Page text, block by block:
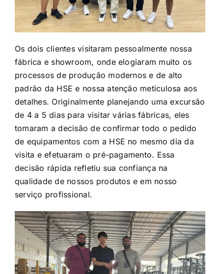
Os dois clientes visitaram pessoalmente nossa
fábrica e showroom, onde elogiaram muito os
processos de produção modernos e de alto
padrão da HSE e nossa atenção meticulosa aos
detalhes. Originalmente planejando uma excursão
de 4 a 5 dias para visitar várias fábricas, eles
tomaram a decisão de confirmar todo o pedido
de equipamentos com a HSE no mesmo dia da
visita e efetuaram o pré-pagamento. Essa
decisão rápida refletiu sua confiança na
qualidade de nossos produtos e em nosso
serviço profissional.